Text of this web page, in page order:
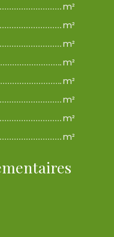
m²
m²
m²
m²
m²
m²
m²
m²